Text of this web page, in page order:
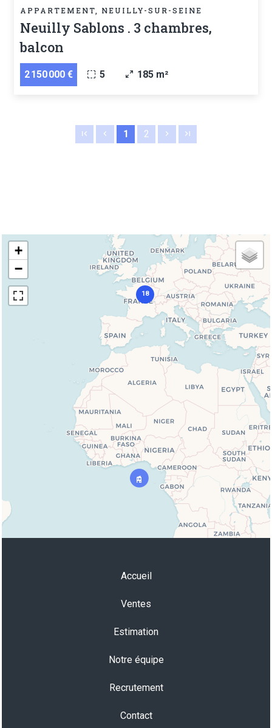
APPARTEMENT, NEUILLY-SUR-SEINE
Neuilly Sablons . 3 chambres,
balcon
2 150 000 € 5 185 m²
1 2
18
+
−
Accueil
Ventes
Estimation
Notre équipe
Recrutement
Contact